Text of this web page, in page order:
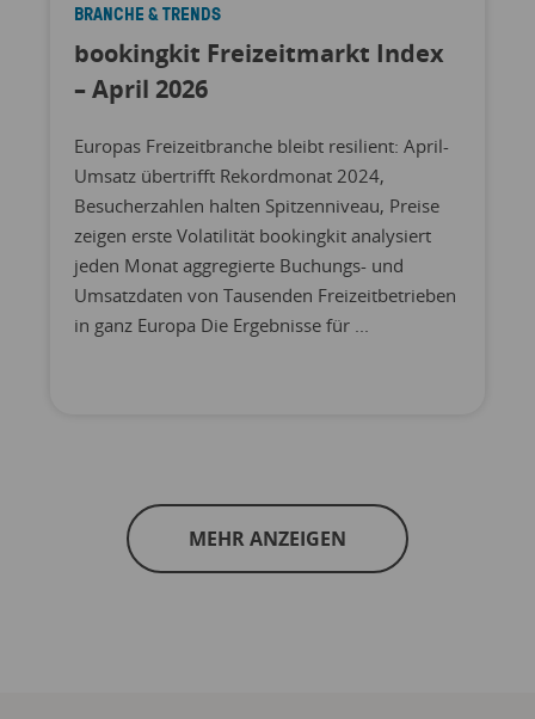
BRANCHE & TRENDS
bookingkit Freizeitmarkt Index
– April 2026
Europas Freizeitbranche bleibt resilient: April-
Umsatz übertrifft Rekordmonat 2024,
Besucherzahlen halten Spitzenniveau, Preise
zeigen erste Volatilität bookingkit analysiert
jeden Monat aggregierte Buchungs- und
Umsatzdaten von Tausenden Freizeitbetrieben
in ganz Europa Die Ergebnisse für ...
MEHR ANZEIGEN